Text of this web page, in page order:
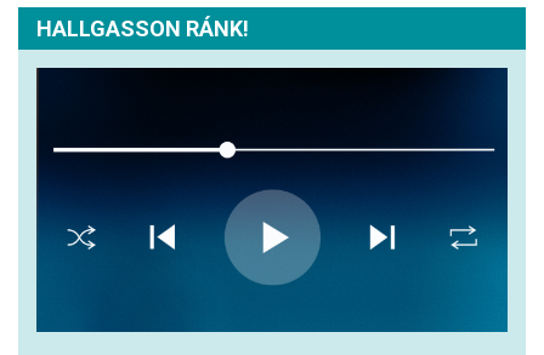
HALLGASSON RÁNK!